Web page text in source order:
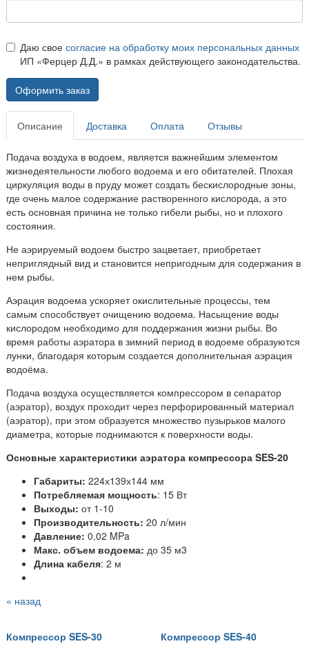
Даю свое согласие на обработку моих персональных данных
ИП «Ферцер Д.Д.» в рамках действующего законодательства.
Оформить заказ
Описание Доставка Оплата Отзывы
Подача воздуха в водоем, является важнейшим элементом
жизнедеятельности любого водоема и его обитателей. Плохая
циркуляция воды в пруду может создать бескислородные зоны,
где очень малое содержание растворенного кислорода, а это
есть основная причина не только гибели рыбы, но и плохого
состояния.
Не аэрируемый водоем быстро зацветает, приобретает
неприглядный вид и становится непригодным для содержания в
нем рыбы.
Аэрация водоема ускоряет окислительные процессы, тем
самым способствует очищению водоема. Насыщение воды
кислородом необходимо для поддержания жизни рыбы. Во
время работы аэратора в зимний период в водоеме образуются
лунки, благодаря которым создается дополнительная аэрация
водоёма.
Подача воздуха осуществляется компрессором в сепаратор
(аэратор), воздух проходит через перфорированный материал
(аэратор), при этом образуется множество пузырьков малого
диаметра, которые поднимаются к поверхности воды.
Основные характеристики аэратора компрессора SES-20
Габариты: 224х139х144 мм
Потребляемая мощность: 15 Вт
Выходы: от 1-10
Производительность: 20 л/мин
Давление: 0,02 MPa
Макс. объем водоема: до 35 м3
Длина кабеля: 2 м
« назад
Компрессор SES-30 Компрессор SES-40